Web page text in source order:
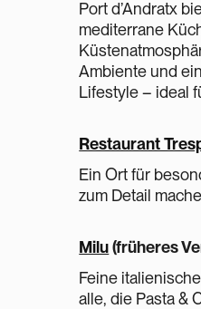
Port d’Andratx
mediterrane
Ambiente und
Lifestyle – ideal
Restaurant
Ein Ort für
zum Detail
Milu(früheres
Feine
alle, die Pasta &